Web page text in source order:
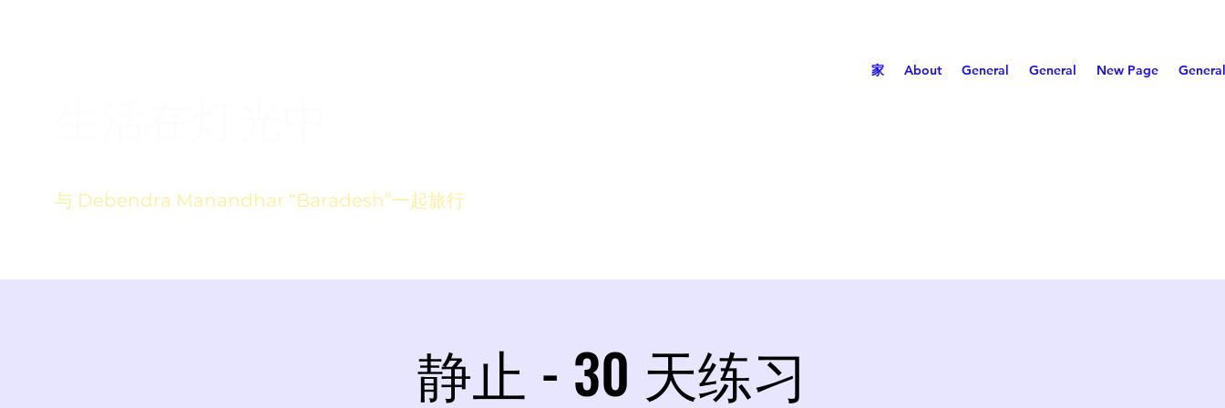
家 About General General New Page General
与 Debendra Manandhar “Baradesh”一起旅行
静止 - 30 天练习